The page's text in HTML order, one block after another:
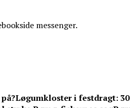
messenger.
Løgumkloster i festdragt: